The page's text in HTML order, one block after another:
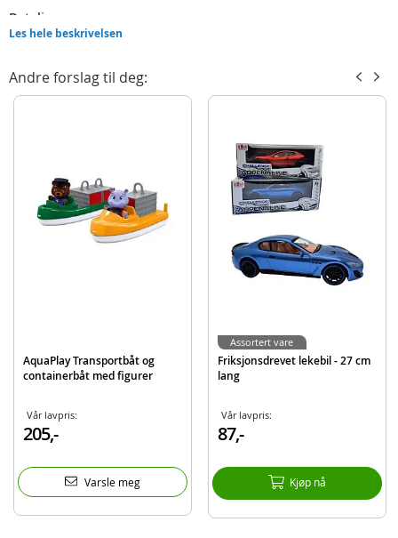
Detaljer:
Mål: ca. 27 cm (L)
Merk: Bilen finnes i 3 ulike farger; blå, rød og grå. Hvilken du får er en
7040698723969
Les hele beskrivelsen
Andre forslag til deg:
AquaPlay Transportbåt og
containerbåt med figurer
Vår lavpris:
205,-
Varsle meg
Friksjonsdrevet lekebil - 27 cm
lang
Vår lavpris:
87,-
Kjøp nå
Assortert vare